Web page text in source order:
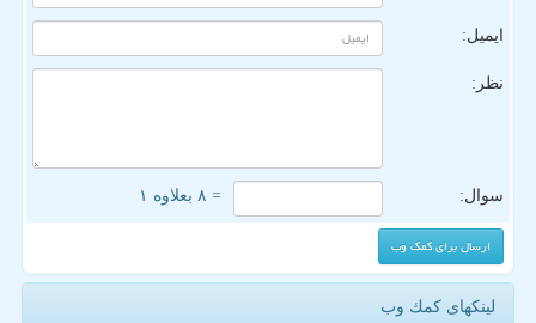
ایمیل:
نظر:
سوال: = ۸ بعلاوه ۱
لینکهای كمك وب